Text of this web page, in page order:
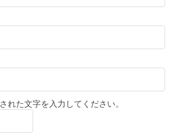
れた文字を入力してください。